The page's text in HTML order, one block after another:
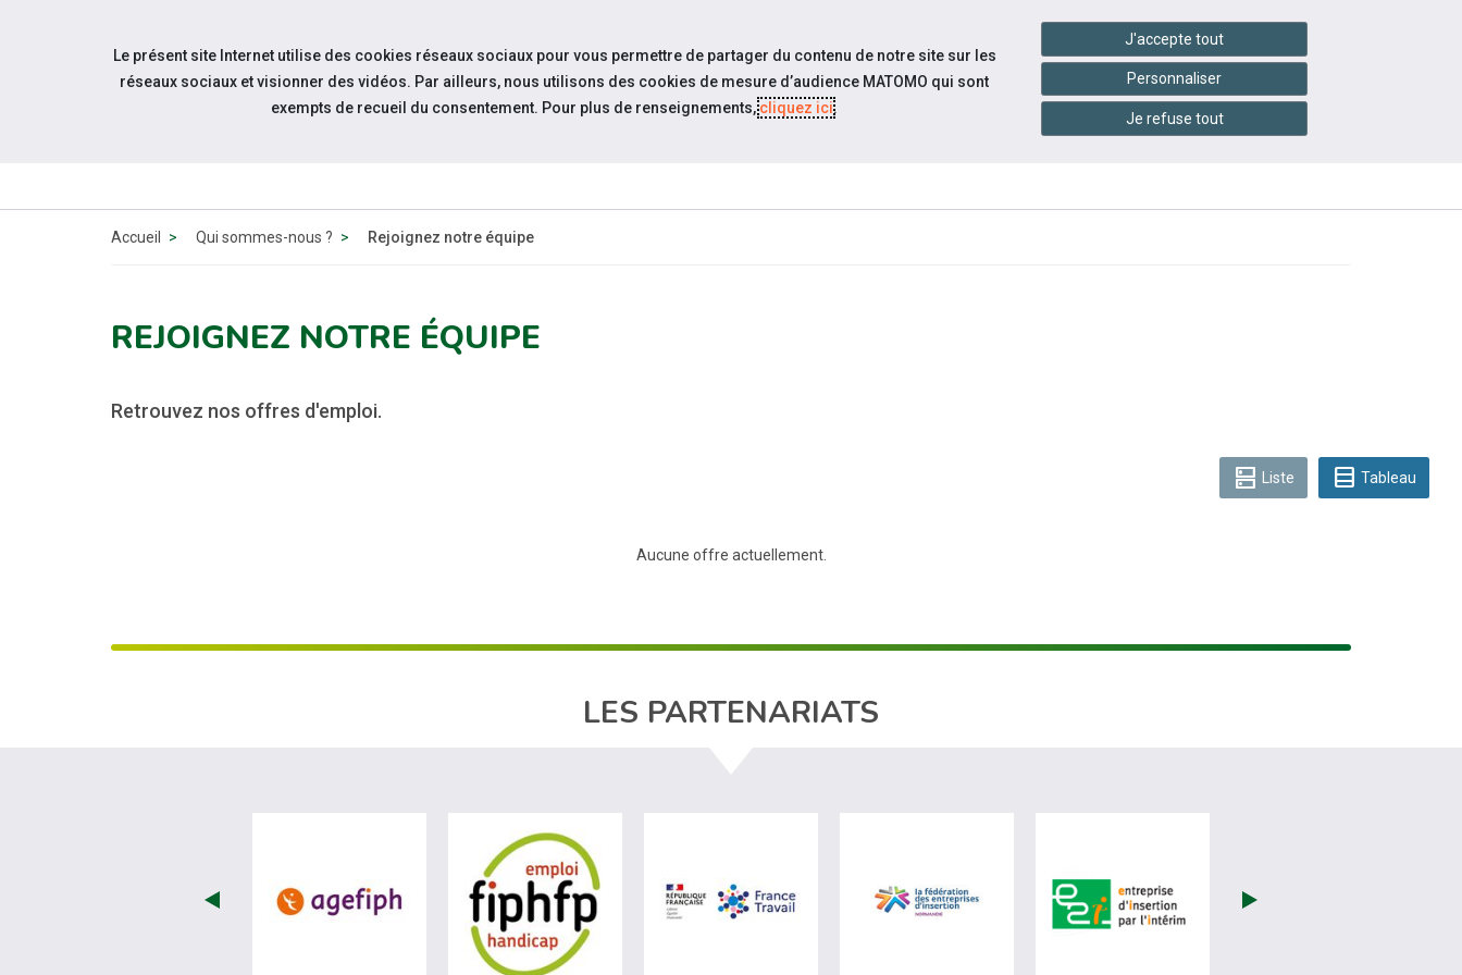
Aller au contenu
Accessibilité handshake Services en ligne
QUI SOMMES-
INFOS
PRATIQUES
CONTACTEZ-
NOUS
Accueil Qui sommes-nous ? Rejoignez notre équipe
REJOIGNEZ NOTRE ÉQUIPE
Retrouvez nos offres d'emploi.
dns Liste table_rows Tableau
Aucune offre actuellement.
LES PARTENARIATS
visiter les site de Agefiph (nouvelle fenêtre)visiter les site de Fiphfp (nouvelle fenêtre)visiter les site de France Travail (nouvelle fenêtre)
visiter les site de (nouvelle fenêtre)visiter les site de E2i (nouvelle fenêtre)
Le présent site Internet utilise des cookies réseaux sociaux pour vous permettre de partager du contenu de notre site sur les
réseaux sociaux et visionner des vidéos. Par ailleurs, nous utilisons des cookies de mesure d’audience MATOMO qui sont
exempts de recueil du consentement. Pour plus de renseignements,cliquez ici.
J'accepte tout
Personnaliser
Je refuse tout